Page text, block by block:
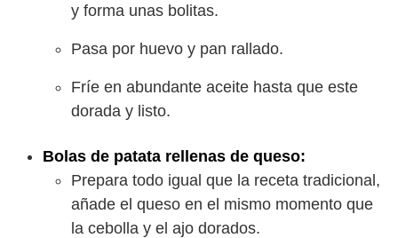
y forma unas bolitas.
Pasa por huevo y pan rallado.
Fríe en abundante aceite hasta que este
dorada y listo.
Bolas de patata rellenas de queso:
Prepara todo igual que la receta tradicional,
añade el queso en el mismo momento que
la cebolla y el ajo dorados.